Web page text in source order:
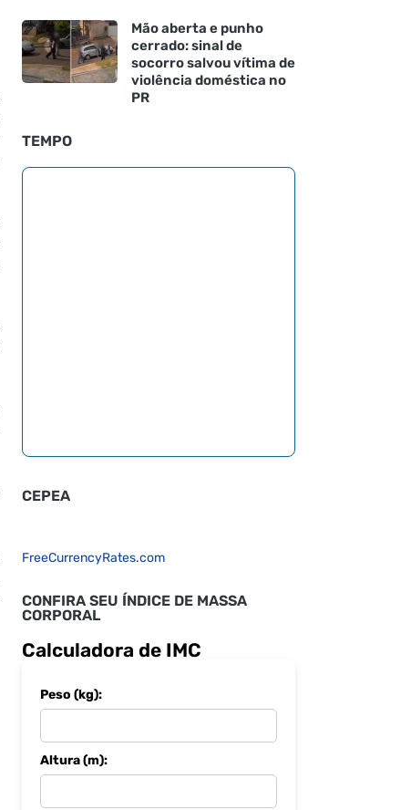
Mão aberta e punho
cerrado: sinal de
socorro salvou vítima de
violência doméstica no
PR
TEMPO
CEPEA
FreeCurrencyRates.com
CONFIRA SEU ÍNDICE DE MASSA
CORPORAL
Calculadora de IMC
Peso (kg):
Altura (m):